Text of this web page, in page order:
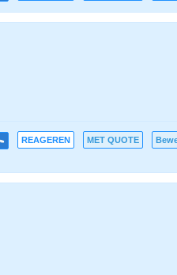
REAGEREN MET QUOTE